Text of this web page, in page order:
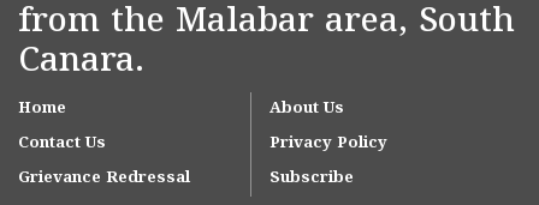
from the Malabar area, South
Canara.
Home
About Us
Contact Us
Privacy Policy
Grievance Redressal
Subscribe